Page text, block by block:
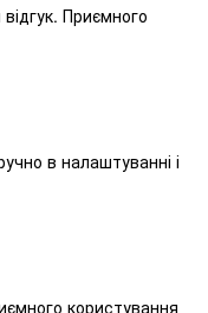
Приємного
в налаштуванні і
користування